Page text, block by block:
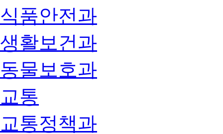
식품안전과
생활보건과
동물보호과
교통
교통정책과